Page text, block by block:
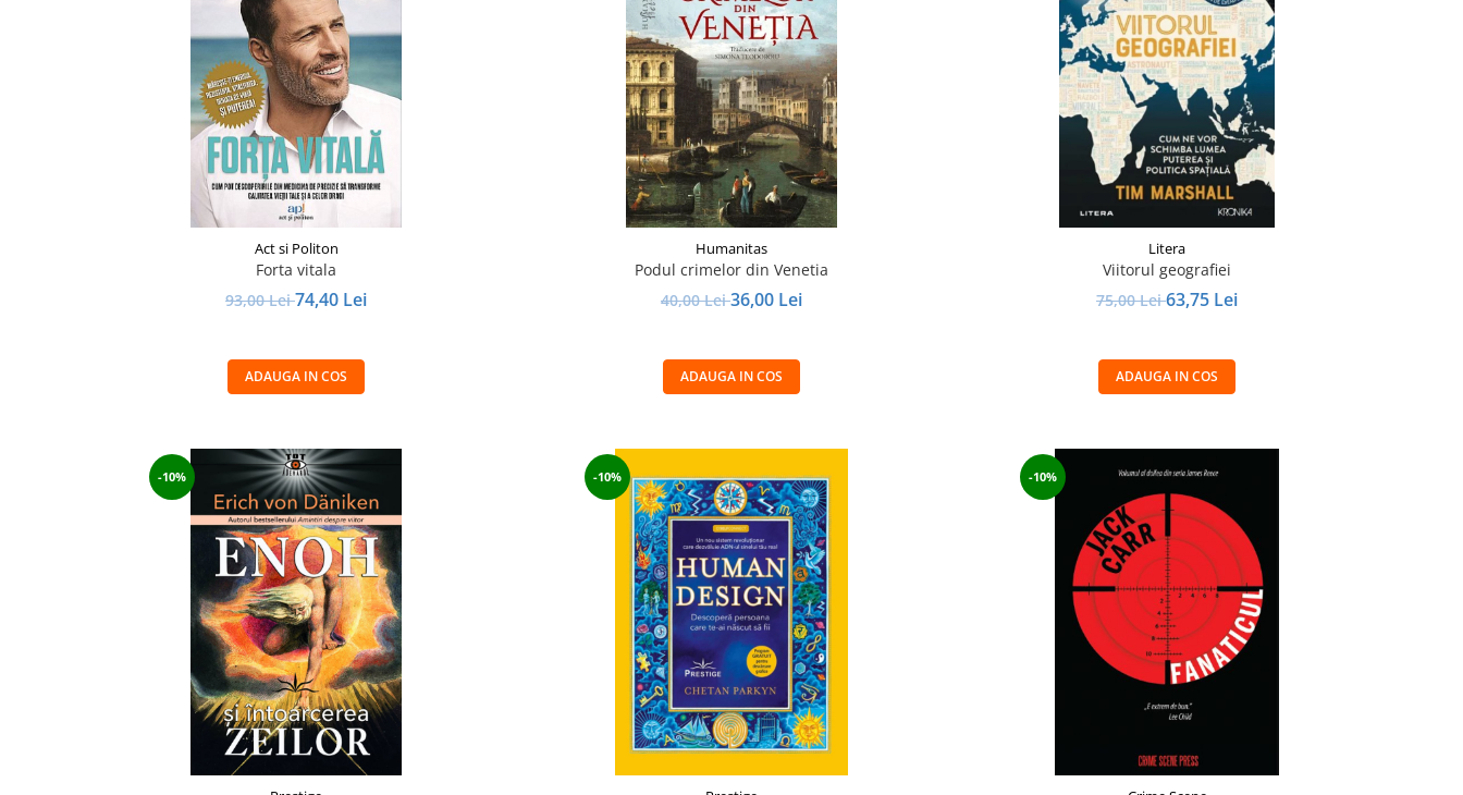
Act si Politon
Forta vitala
93,00 Lei74,40 Lei
ADAUGA IN COS
Humanitas
Podul crimelor din Venetia
40,00 Lei36,00 Lei
ADAUGA IN COS
Litera
Viitorul geografiei
75,00 Lei63,75 Lei
ADAUGA IN COS
-10% -10% -10%